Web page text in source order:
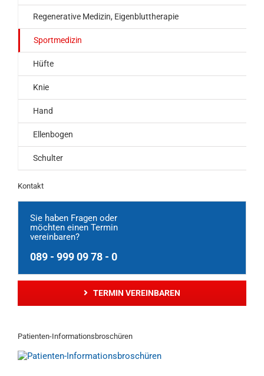
Regenerative Medizin, Eigenbluttherapie
Sportmedizin
Hüfte
Knie
Hand
Ellenbogen
Schulter
Kontakt
Sie haben Fragen oder
möchten einen Termin
vereinbaren?
089 - 999 09 78 - 0
TERMIN VEREINBAREN
Patienten-Informationsbroschüren